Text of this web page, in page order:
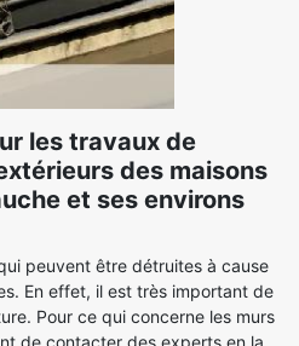
les travaux de
des maisons
et ses environs
peuvent être détruites à cause
En effet, il est très important de
Pour ce qui concerne les murs
de contacter des experts en la